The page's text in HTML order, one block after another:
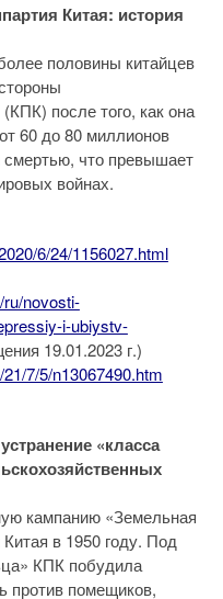
Китая: история
половины китайцев
после того, как она
60 до 80 миллионов
смертью, что превышает
войнах.
6/24/1156027.html
novosti-
i-ubiystv-
19.01.2023 г.)
7/5/n13067490.htm
«класса
кампанию «Земельная
в 1950 году. Под
КПК побудила
против помещиков,